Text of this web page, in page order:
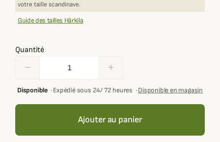
votre taille scandinave.
Guide des tailles Härkila
Quantité
remove add
Disponible·Expédié sous 24/ 72 heures ·Disponible en magasin
Ajouter au panier